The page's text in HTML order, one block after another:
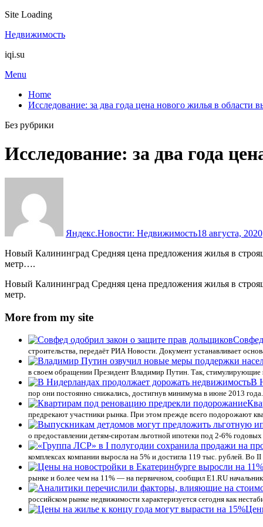
Site Loading
Skip
content
Недвижимость
iqi.su
Menu
Home
Исследование: за два года цена нового жилья в области
Без рубрики
Исследование: за два года
Яндекс.Новости: Недвижимость18 августа, 2020
Новый Калининград Средняя цена предложения жилья в
метр….
Новый Калининград Средняя цена предложения жилья в
метр.
More from my site
строительства, передаёт РИА Новости. Документ устанавливает
в своем обращении Президент Владимир Путин. Так,
В
пор они постоянно снижались, достигнув минимума в июне 2013
предрекают участники рынка. При этом прежде всего подорожают
о предоставлении детям-сиротам льготной ипотеки под 2-6%
комплексах компании выросла на 5% и достигла 119 тыс. рублей.
рынке и более чем на 11% — на первичном, сообщил Е1.RU
российском рынке недвижимости характеризуется сегодня как